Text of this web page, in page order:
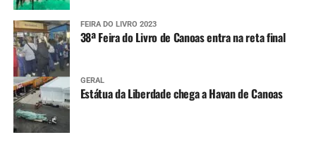
FEIRA DO LIVRO 2023
38ª Feira do Livro de Canoas entra na reta final
GERAL
Estátua da Liberdade chega a Havan de Canoas